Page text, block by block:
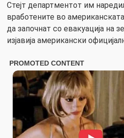
Стејт департментот им
вработените во
да започнат со евакуација на
изјавија американски